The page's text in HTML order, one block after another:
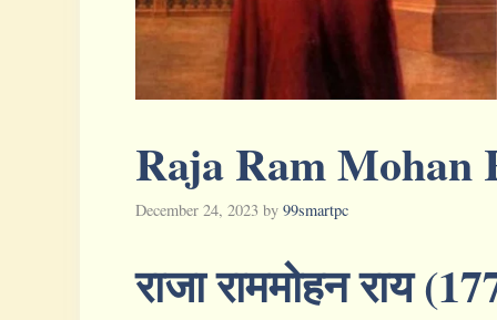
Raja Ram Mohan
December 24, 2023 by 99smartpc
राजा राममोहन राय